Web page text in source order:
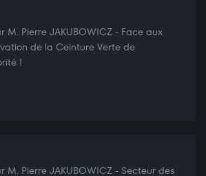
Pierre JAKUBOWICZ - Face aux
de la Ceinture Verte de
!
Pierre JAKUBOWICZ - Secteur des